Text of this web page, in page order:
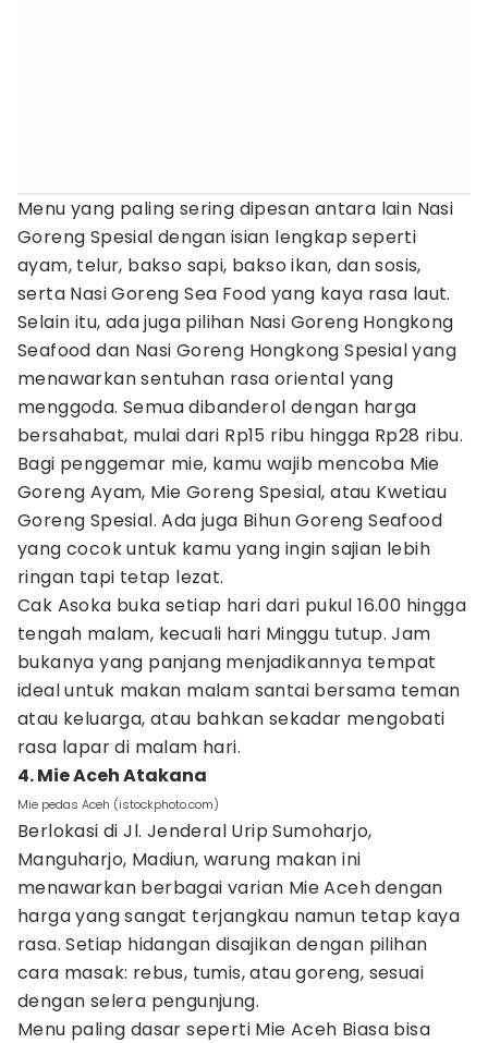
Menu yang paling sering dipesan antara lain Nasi
Goreng Spesial dengan isian lengkap seperti
ayam, telur, bakso sapi, bakso ikan, dan sosis,
serta Nasi Goreng Sea Food yang kaya rasa laut.
Selain itu, ada juga pilihan Nasi Goreng Hongkong
Seafood dan Nasi Goreng Hongkong Spesial yang
menawarkan sentuhan rasa oriental yang
menggoda. Semua dibanderol dengan harga
bersahabat, mulai dari Rp15 ribu hingga Rp28 ribu.
Bagi penggemar mie, kamu wajib mencoba Mie
Goreng Ayam, Mie Goreng Spesial, atau Kwetiau
Goreng Spesial. Ada juga Bihun Goreng Seafood
yang cocok untuk kamu yang ingin sajian lebih
ringan tapi tetap lezat.
Cak Asoka buka setiap hari dari pukul 16.00 hingga
tengah malam, kecuali hari Minggu tutup. Jam
bukanya yang panjang menjadikannya tempat
ideal untuk makan malam santai bersama teman
atau keluarga, atau bahkan sekadar mengobati
rasa lapar di malam hari.
4. Mie Aceh Atakana
Mie pedas Aceh (istockphoto.com)
Berlokasi di Jl. Jenderal Urip Sumoharjo,
Manguharjo, Madiun, warung makan ini
menawarkan berbagai varian Mie Aceh dengan
harga yang sangat terjangkau namun tetap kaya
rasa. Setiap hidangan disajikan dengan pilihan
cara masak: rebus, tumis, atau goreng, sesuai
dengan selera pengunjung.
Menu paling dasar seperti Mie Aceh Biasa bisa